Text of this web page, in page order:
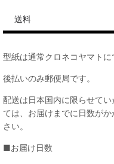
送料
型紙は通常クロネコヤマトに
後払いのみ郵便局です。
配送は日本国内に限らせて
ては、お届けまでに日数が
さい。
■お届け日数